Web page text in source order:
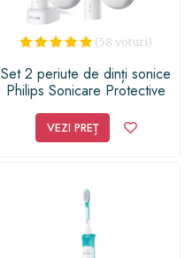
(58 voturi)
Set 2 periute de dinți sonice
Philips Sonicare Protective
2 capete de periere, Numar
de miscari/minut 62000, 2
VEZI PREȚ